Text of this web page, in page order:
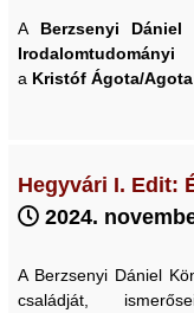
A Berzsenyi Dániel
Irodalomtudományi
a Kristóf Ágota/
Hegyvári I. Edit:
2024.
A Berzsenyi Dániel
családját,